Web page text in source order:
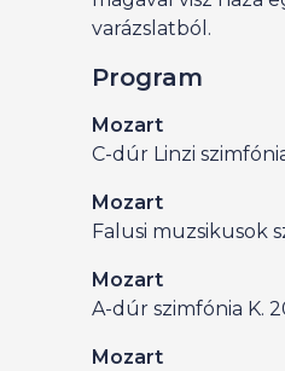
varázslatból.
Program
Mozart
C-dúr Linzi
Mozart
Falusi muzsikusok
Mozart
A-dúr szimfónia K.
Mozart